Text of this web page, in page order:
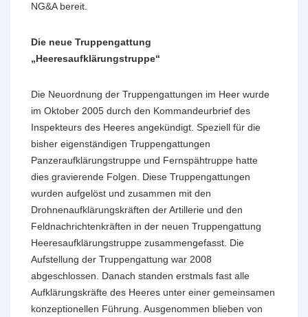
NG&A bereit.
Die neue Truppengattung
„Heeresaufklärungstruppe“
Die Neuordnung der Truppengattungen im Heer wurde
im Oktober 2005 durch den Kommandeurbrief des
Inspekteurs des Heeres angekündigt. Speziell für die
bisher eigenständigen Truppengattungen
Panzeraufklärungstruppe und Fernspähtruppe hatte
dies gravierende Folgen. Diese Truppengattungen
wurden aufgelöst und zusammen mit den
Drohnenaufklärungskräften der Artillerie und den
Feldnachrichtenkräften in der neuen Truppengattung
Heeresaufklärungstruppe zusammengefasst. Die
Aufstellung der Truppengattung war 2008
abgeschlossen. Danach standen erstmals fast alle
Aufklärungskräfte des Heeres unter einer gemeinsamen
konzeptionellen Führung. Ausgenommen blieben von